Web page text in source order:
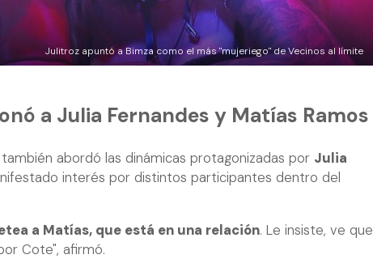
Julitroz apuntó a Bimza como el más "mujeriego" de Vecinos al límite
a Julia Fernandes y Matías Ramos
abordó las dinámicas protagonizadas por Julia
interés por distintos participantes dentro del
a Matías, que está en una relación. Le insiste, ve que
Cote", afirmó.